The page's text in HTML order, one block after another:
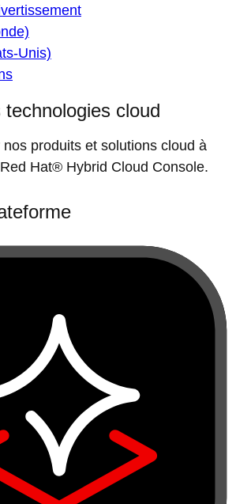
Unis)
cloud
produits et solutions cloud à
Hat® Hybrid Cloud Console.